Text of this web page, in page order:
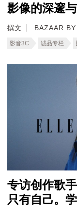
影像的深邃
撰文 BAZAAR
影音3C 诚品专栏
专访创作歌
只有自己。